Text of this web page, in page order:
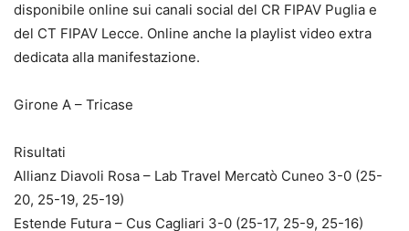
disponibile online sui canali social del CR FIPAV Puglia e
del CT FIPAV Lecce. Online anche la playlist video extra
dedicata alla manifestazione.
Girone A – Tricase
Risultati
Allianz Diavoli Rosa – Lab Travel Mercatò Cuneo 3-0 (25-
20, 25-19, 25-19)
Estende Futura – Cus Cagliari 3-0 (25-17, 25-9, 25-16)